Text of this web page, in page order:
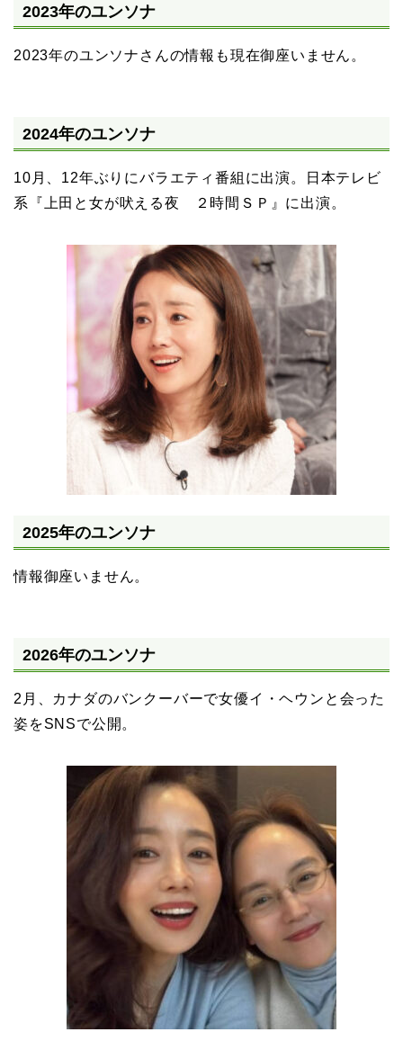
2023年のユンソナ
2023年のユンソナさんの情報も現在御座いません。
2024年のユンソナ
10月、12年ぶりにバラエティ番組に出演。日本テレビ
系『上田と女が吠える夜 ２時間ＳＰ』に出演。
2025年のユンソナ
情報御座いません。
2026年のユンソナ
2月、カナダのバンクーバーで女優イ・ヘウンと会った
姿をSNSで公開。